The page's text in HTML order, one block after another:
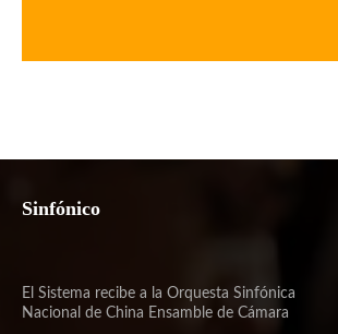
Sinfónico
El Sistema recibe a la Orquesta Sinfónica
Nacional de China Ensamble de Cámara